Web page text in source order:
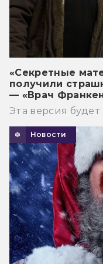
«Секретные
получили
— «Врач
Эта версия
Новости